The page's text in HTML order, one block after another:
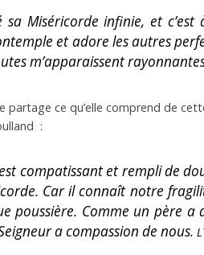
Miséricorde infinie, et c’est
et adore les autres
m’apparaissent
partage ce qu’elle comprend de
:
compatissant et rempli de
Car il connaît notre
poussière. Comme un père a
a compassion de nous.